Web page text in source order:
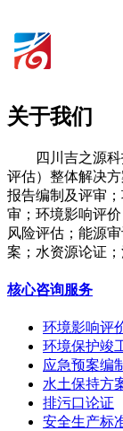
关于我们
四川吉之源
评估）整体解决
报告编制及评审
审；环境影响评
风险评估；能源
案；水资源论证
核心咨询服务
环境影响评
环境保护竣
应急预案编
水土保持方
排污口论证
安全生产标